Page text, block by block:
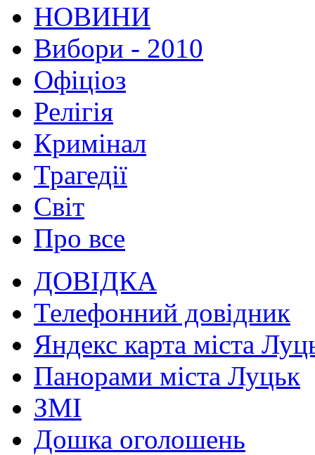
НОВИНИ
Вибори - 2010
Офіціоз
Релігія
Кримінал
Трагедії
Світ
Про все
ДОВІДКА
Телефонний довідник
Яндекс карта міста
Панорами міста Луцьк
ЗМІ
Дошка оголошень